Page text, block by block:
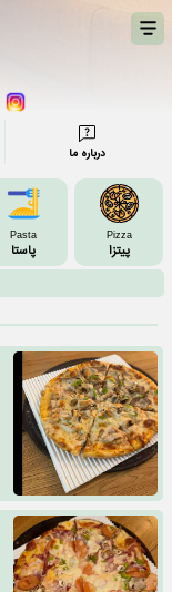
درباره ما
Pizza
پیتزا
Pasta
پاستا